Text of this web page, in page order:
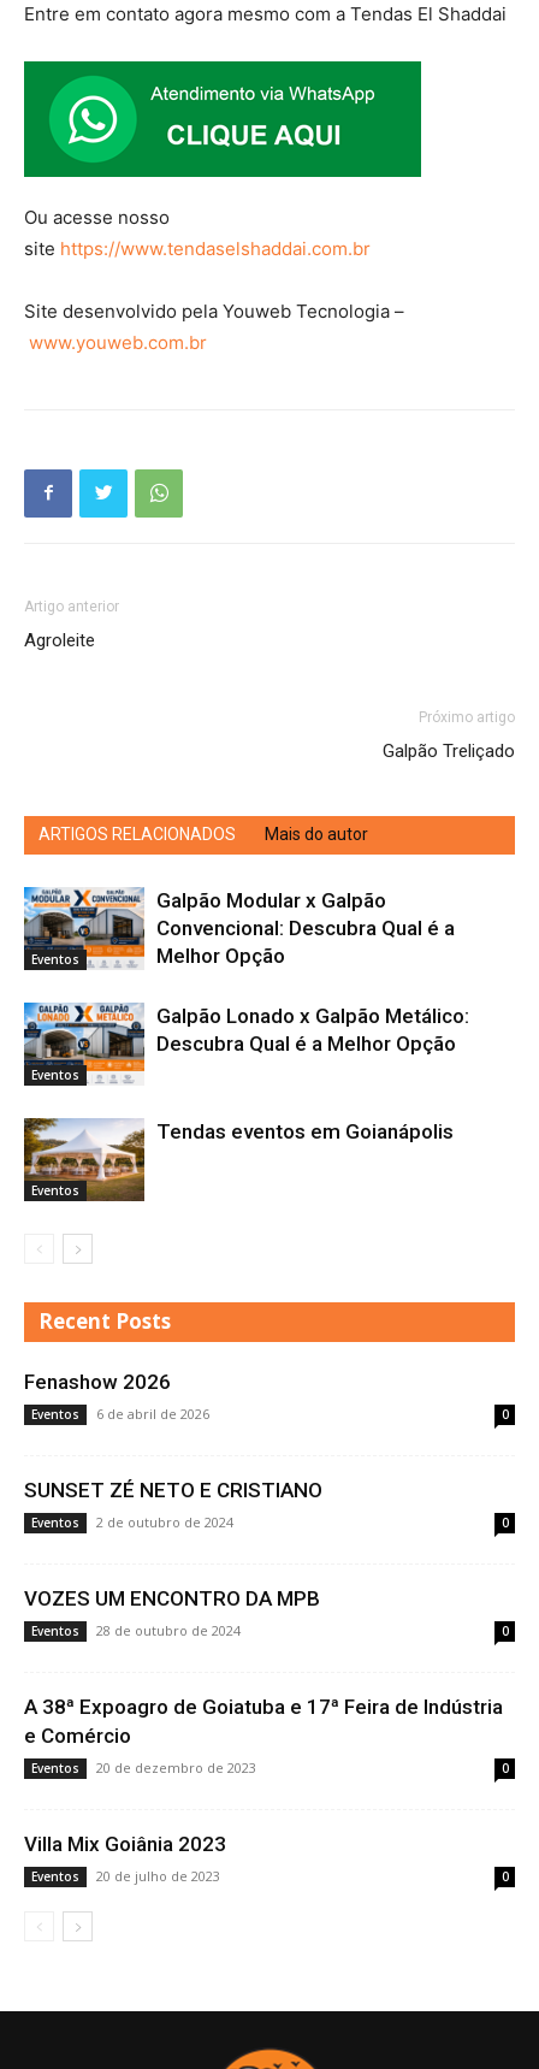
Entre em contato agora mesmo com a Tendas El Shaddai
Ou acesse nosso
site https://www.tendaselshaddai.com.br
Site desenvolvido pela Youweb Tecnologia –
www.youweb.com.br
Artigo anterior
Agroleite
Próximo artigo
Galpão Treliçado
ARTIGOS RELACIONADOS Mais do autor
Eventos
Galpão Modular x Galpão
Convencional: Descubra Qual é a
Melhor Opção
Eventos
Galpão Lonado x Galpão Metálico:
Descubra Qual é a Melhor Opção
Eventos
Tendas eventos em Goianápolis
Recent Posts
Fenashow 2026
Eventos 6 de abril de 2026 0
SUNSET ZÉ NETO E CRISTIANO
Eventos 2 de outubro de 2024 0
VOZES UM ENCONTRO DA MPB
Eventos 28 de outubro de 2024 0
A 38ª Expoagro de Goiatuba e 17ª Feira de Indústria
e Comércio
Eventos 20 de dezembro de 2023 0
Villa Mix Goiânia 2023
Eventos 20 de julho de 2023 0